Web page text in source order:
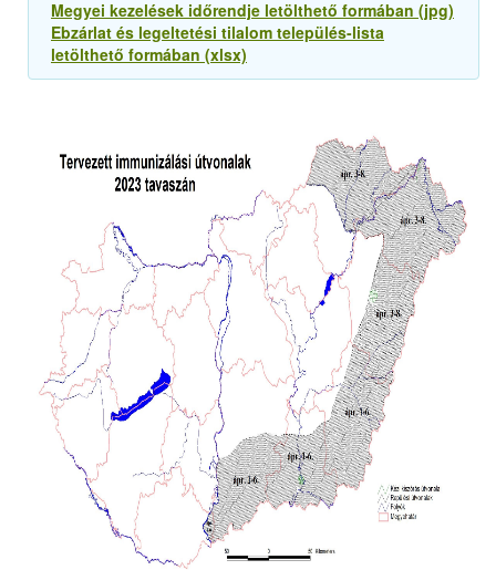
Megyei kezelések időrendje letölthető formában (jpg)
Ebzárlat és legeltetési tilalom település-lista
letölthető formában (xlsx)